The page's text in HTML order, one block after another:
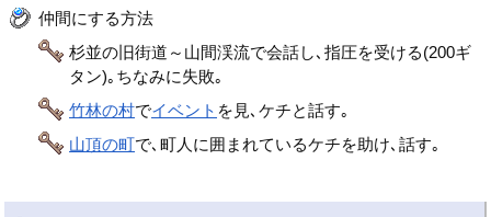
仲間にする方法
杉並の旧街道～山間渓流で会話し､指圧を受ける(200ギ
タン)｡ちなみに失敗｡
竹林の村でイベント を見､ケチと話す｡
山頂の町で､町人に囲まれているケチを助け､話す｡